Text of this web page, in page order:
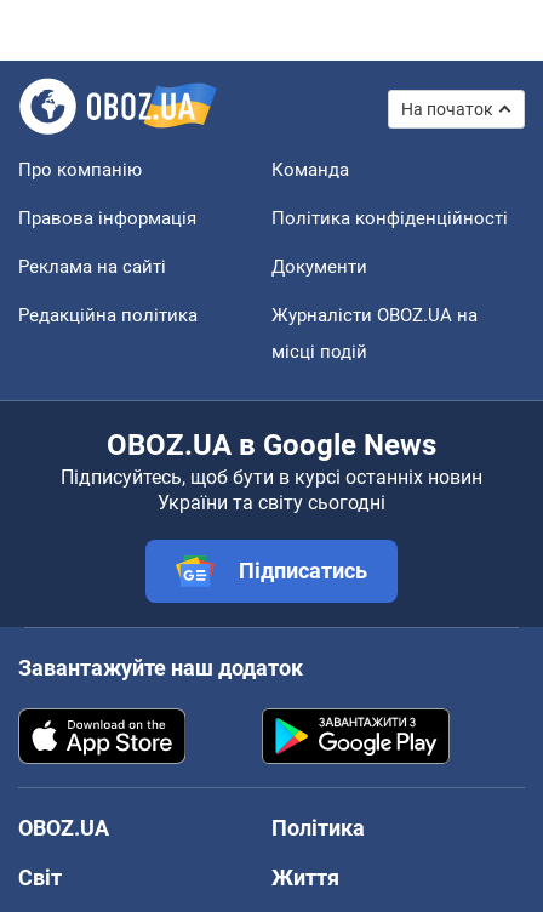
На початок
Про компанію Команда
Правова інформація Політика конфіденційності
Реклама на сайті Документи
Редакційна політика
Журналісти OBOZ.UA на
місці подій
OBOZ.UA в Google News
Підписуйтесь, щоб бути в курсі останніх новин
України та світу сьогодні
Підписатись
Завантажуйте наш додаток
OBOZ.UA
Політика
Світ
Життя